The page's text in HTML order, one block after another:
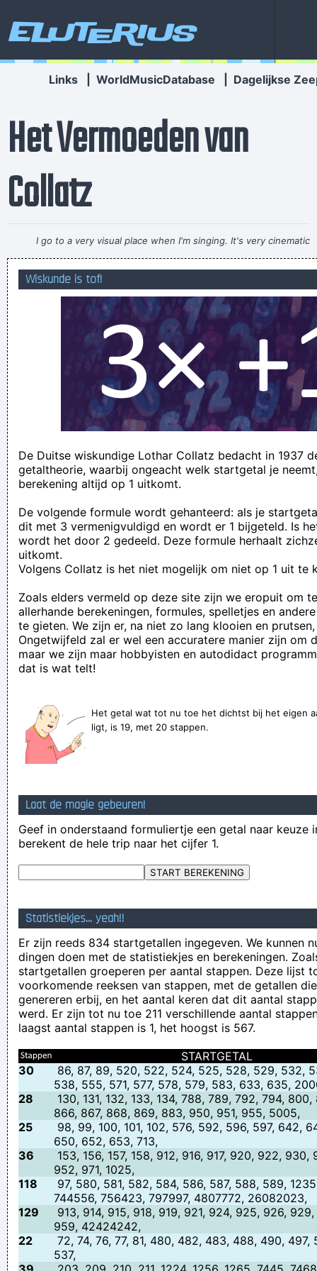
Eluterius
Links WorldMusicDatabase Dagelijkse
Het Vermoeden van
Collatz
I go to a very visual place when I'm singing. It's very cinematic
and I get this feeling of space. I love when music does that.~
Gelukkig! Je bent afgemeld!
Nonnen en strap-on´s, dodelijk!
er = geen reden tot panique
de druppel die de gloeiende plaat doet overlopen.
Ω sweet Ω
please urinate with precision and elegance
my friends are all male, at least two meters long and have a
massive slurf, you will never walk alone again LOL
In de toegevoegde tijd, toen het kalf al verdronken was voor
wat doe jij zo laat nog op internet?
ik ga even niks meer zegen op Sociale media. dan wet juli dat
Ik ben aansprakeloos!
Heej dag Roel er zit een hond op jouw stoel! Heej ja heej ja
hooow!
Wiskunde is tof!
De Duitse wiskundige Lothar Collatz bedacht in 1937
getaltheorie, waarbij ongeacht welk startgetal je
berekening altijd op 1 uitkomt.
De volgende formule wordt gehanteerd: als je
dit met 3 vermenigvuldigd en wordt er 1 bijgeteld. Is
wordt het door 2 gedeeld. Deze formule herhaalt
uitkomt.
Volgens Collatz is het niet mogelijk om niet op 1 uit te
Zoals elders vermeld op deze site zijn we eropuit om
allerhande berekeningen, formules, spelletjes en
te gieten. We zijn er, na niet zo lang klooien en
Ongetwijfeld zal er wel een accuratere manier zijn om
maar we zijn maar hobbyisten en autodidact
dat is wat telt!
Het getal wat tot nu toe het dichtst bij het eigen
ligt, is 19, met 20 stappen.
Laat de magie gebeuren!
Geef in onderstaand formuliertje een getal naar keuze
berekent de hele trip naar het cijfer 1.
Statistiekjes... yeah!!
Er zijn reeds 834 startgetallen ingegeven. We kunnen
dingen doen met de statistiekjes en berekeningen.
startgetallen groeperen per aantal stappen. Deze lijst
voorkomende reeksen van stappen, met de getallen
genereren erbij, en het aantal keren dat dit aantal
werd. Er zijn tot nu toe 211 verschillende aantal
laagst aantal stappen is 1, het hoogst is 567.
STARTGETAL
30
86, 87, 89, 520, 522, 524, 525, 528, 529, 532,
538, 555, 571, 577, 578, 579, 583, 633, 635,
28
130, 131, 132, 133, 134, 788, 789, 792, 794, 800,
866, 867, 868, 869, 883, 950, 951, 955, 5005,
25
98, 99, 100, 101, 102, 576, 592, 596, 597, 642,
650, 652, 653, 713,
36
153, 156, 157, 158, 912, 916, 917, 920, 922, 930,
952, 971, 1025,
118
97, 580, 581, 582, 584, 586, 587, 588, 589,
744556, 756423, 797997, 4807772, 26082023,
129
913, 914, 915, 918, 919, 921, 924, 925, 926,
959, 42424242,
22
72, 74, 76, 77, 81, 480, 482, 483, 488, 490, 497,
537,